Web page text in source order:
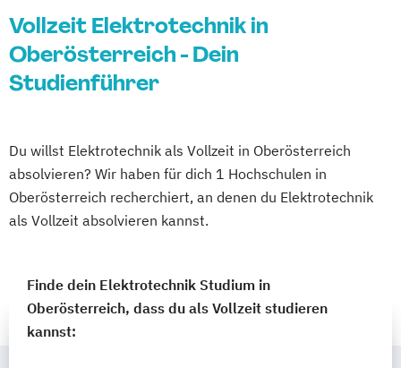
Vollzeit Elektrotechnik in
Oberösterreich - Dein
Studienführer
Du willst Elektrotechnik als Vollzeit in Oberösterreich
absolvieren? Wir haben für dich 1 Hochschulen in
Oberösterreich recherchiert, an denen du Elektrotechnik
als Vollzeit absolvieren kannst.
Finde dein Elektrotechnik Studium in
Oberösterreich, dass du als Vollzeit studieren
kannst: